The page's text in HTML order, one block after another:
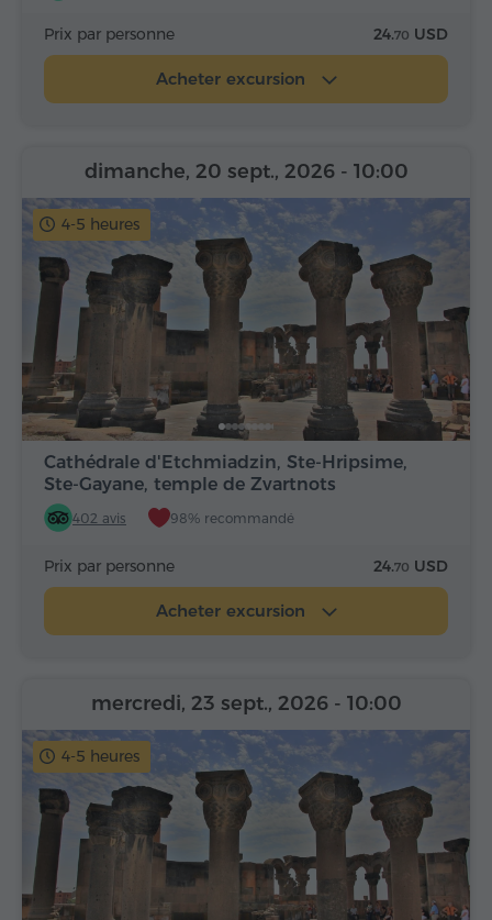
Prix par personne 24.70 USD
Acheter excursion
4-5 heures
Cathédrale d'Etchmiadzin, Ste-Hripsime,
Ste-Gayane, temple de Zvartnots
402 avis 98% recommandé
dimanche, 20 sept., 2026 - 10:00
Prix par personne 24.70 USD
Acheter excursion
4-5 heures
mercredi, 23 sept., 2026 - 10:00